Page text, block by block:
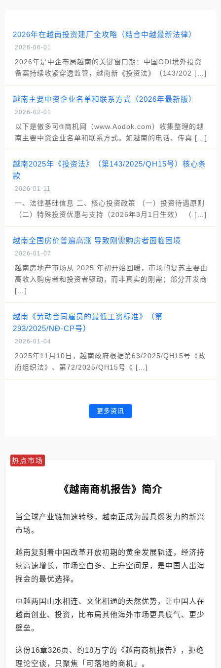
2026年在越南投资建厂全攻略（结合中越最新法律）
2026-06-01
2026年是中企布局越南的关键窗口期：中国ODI境外投资
备案持续收紧穿透监管，越南新《投资法》（143/202 […]
越南主要中资企业名单和联系方式（2026年最新版）
2026-02-01
以下是傲多可®商机网（www.Aodok.com）收集整理的越
南主要中资企业名单和联系方式。如越南的电话、传真 […]
越南2025年《投资法》（第143/2025/QH15号）核心条
款
2026-01-11
一、法律基础信息 二、核心投资政策 （一）投资待遇原则
（二）特殊投资优惠与支持（2026年3月1日生效） （ […]
越南全国房价普遍高涨 导致刚需购房者面临困境
2026-01-07
越南房地产市场从 2025 年初开始回暖，市场的复苏主要由
高收入购房者和投资者驱动，而非真实的刚需；部分开发商
[…]
越南《劳动合同雇员的最低工资标准》（第
293/2025/NĐ-CP号）
2026-01-04
2025年11月10日，越南政府根据第63/2025/QH15号《政
府组织法》、第72/2025/QH15号《 […]
更多资讯
热点市场
《越南商机报告》简介
当全球产业链加速转移，越南正成为最具爆发力的新兴
市场。
越南复刻着中国改革开放初期的黄金发展轨迹，经济持
续高速增长，市场空白多、上升空间足，是中国人出海
掘金的最优选择。
中越两国山水相连、文化相通的天然优势，让中国人在
越南创业、投资，比布局其他海外市场更具底气、更少
壁垒。
这份16章326页、约18万字的《越南商机报告》，拒绝
理论空谈，只聚焦「可落地的商机」。